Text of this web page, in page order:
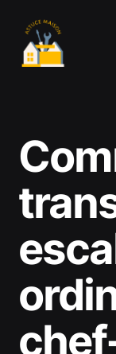
contenu